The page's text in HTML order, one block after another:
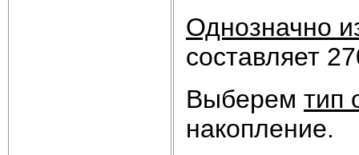
Однозначно
составляет
Выберем тип
накопление.